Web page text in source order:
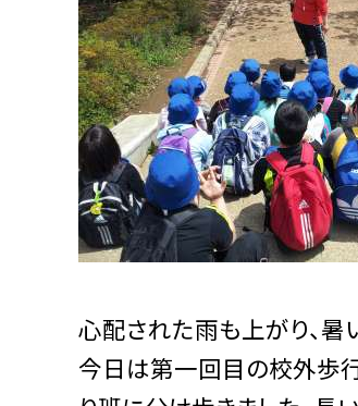
心配された雨も上がり、暑
今日は第一回目の校外歩